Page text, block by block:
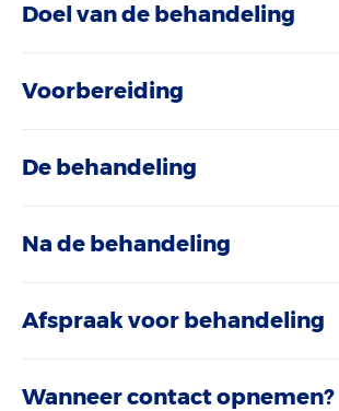
Doel van de behandeling
Voorbereiding
De behandeling
Na de behandeling
Afspraak voor behandeling
Wanneer contact opnemen?